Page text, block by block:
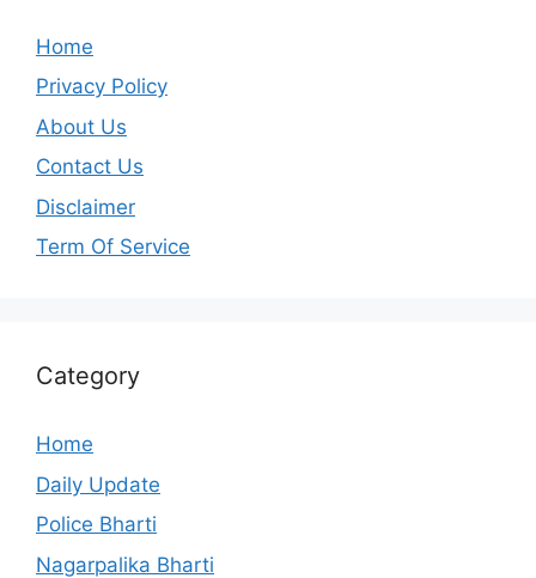
Home
Privacy Policy
About Us
Contact Us
Disclaimer
Term Of Service
Category
Home
Daily Update
Police Bharti
Nagarpalika Bharti